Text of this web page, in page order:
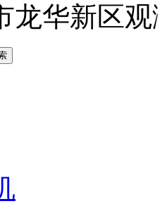
龙华新区